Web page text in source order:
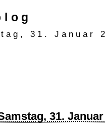
31. Januar
31. Januar